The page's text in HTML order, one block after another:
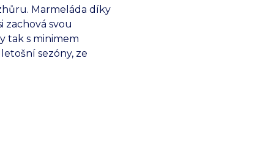
Marmeláda díky
zachová svou
tak s minimem
sezóny, ze